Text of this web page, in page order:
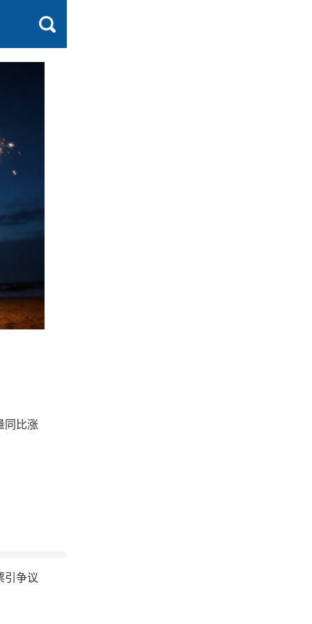
同比涨
引争议